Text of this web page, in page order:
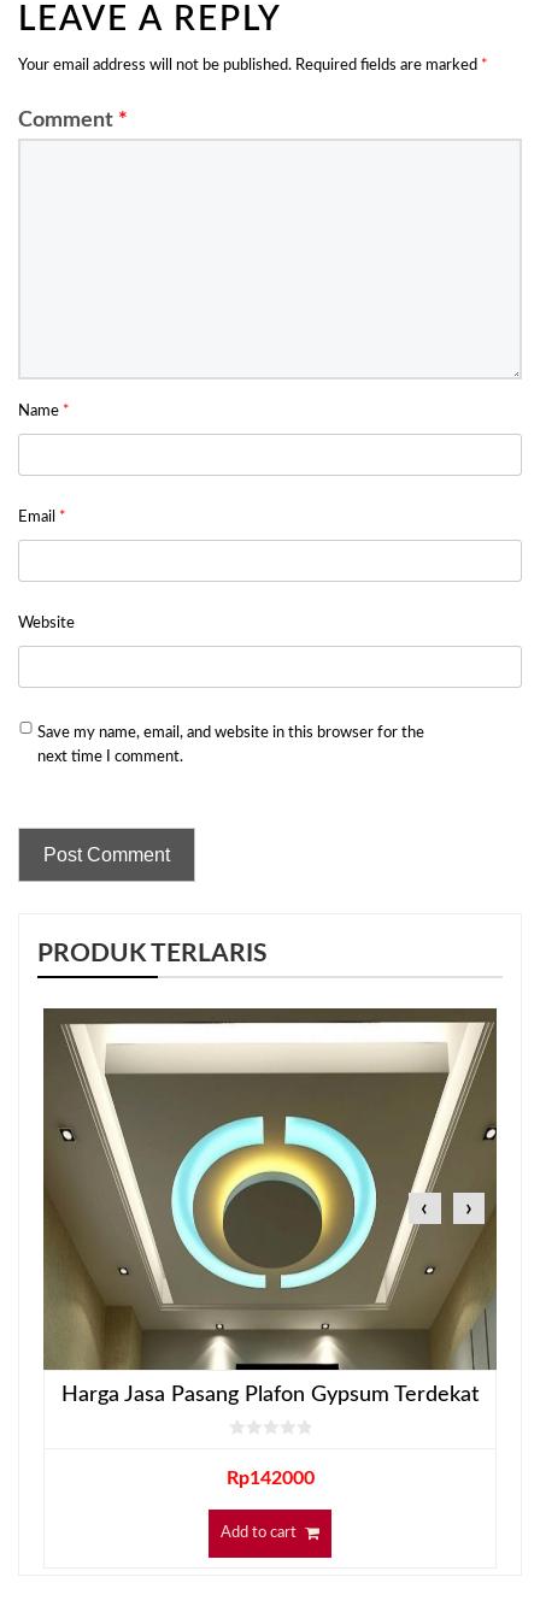
LEAVE A REPLY
Your email address will not be published. Required fields are marked *
Comment *
Name *
Email *
Website
Save my name, email, and website in this browser for the
next time I comment.
PRODUK TERLARIS
Harga Jasa Pasang Plafon Gypsum Terdekat
Rp142000
Add to cart
‹ ›